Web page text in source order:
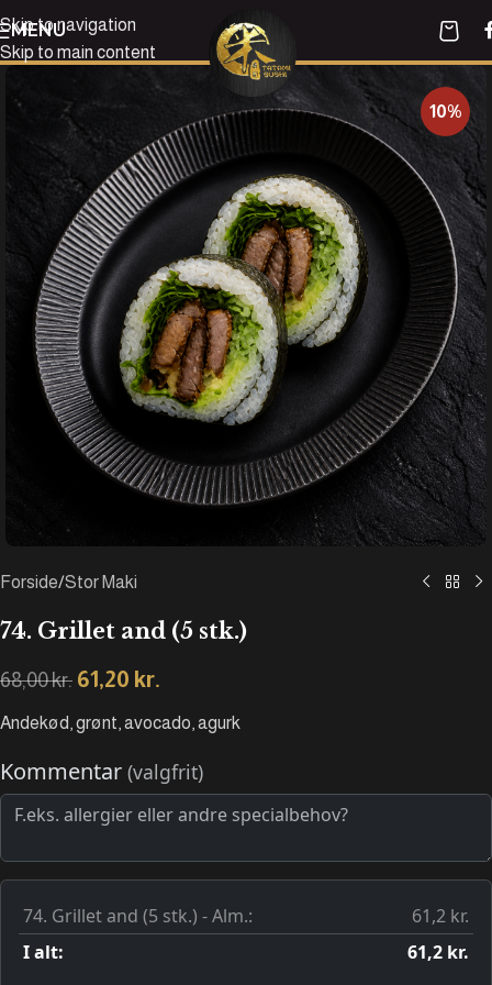
Skip to navigation
Skip to main content
MENU
10%
Forside/Stor Maki
74. Grillet and (5 stk.)
68,00kr. 61,20 kr.
Andekød, grønt, avocado, agurk